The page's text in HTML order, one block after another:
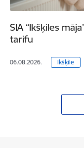
SIA “Ikšķiles
tarifu
06.08.2026. Ikšķile